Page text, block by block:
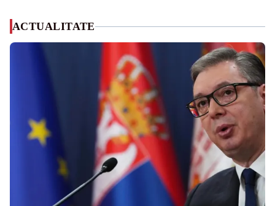
ACTUALITATE